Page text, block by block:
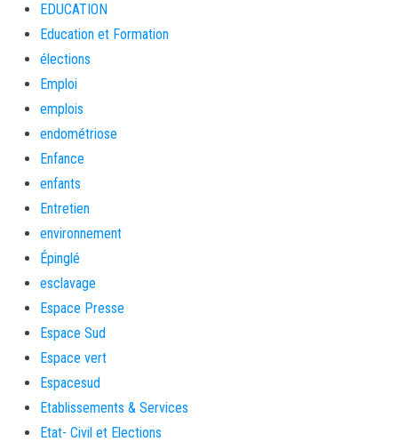
EDUCATION
Education et Formation
élections
Emploi
emplois
endométriose
Enfance
enfants
Entretien
environnement
Épinglé
esclavage
Espace Presse
Espace Sud
Espace vert
Espacesud
Etablissements & Services
Etat- Civil et Elections